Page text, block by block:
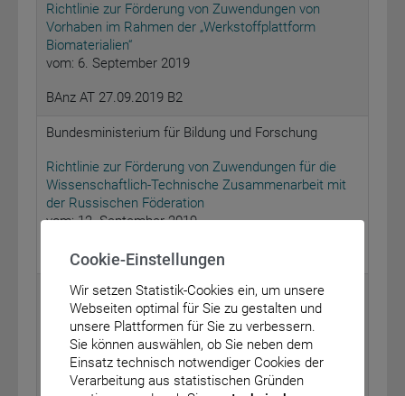
Richtlinie zur Förderung von Zuwendungen von
Vorhaben im Rahmen der „Werkstoffplattform
Biomaterialien“
vom: 6. September 2019
BAnz AT 27.09.2019 B2
Bundesministerium für Bildung und Forschung
Richtlinie zur Förderung von Zuwendungen für die
Wissenschaftlich-Technische Zusammenarbeit mit
der Russischen Föderation
vom: 12. September 2019
BAnz AT 27.09.2019 B3
Bundeskriminalamt
Bekanntmachung eines Feststellungsbescheides
nach § 2 Absatz 5 in Verbindung mit § 48 Absatz 3
des Waffengesetzes (WaffG) zur waffenrechtlichen
Beurteilung des Nachtsichtvorsatzgeräts für
Cookie-Einstellungen
Wir setzen Statistik-Cookies ein, um unsere
Webseiten optimal für Sie zu gestalten und
unsere Plattformen für Sie zu verbessern.
Sie können auswählen, ob Sie neben dem
Einsatz technisch notwendiger Cookies der
Verarbeitung aus statistischen Gründen